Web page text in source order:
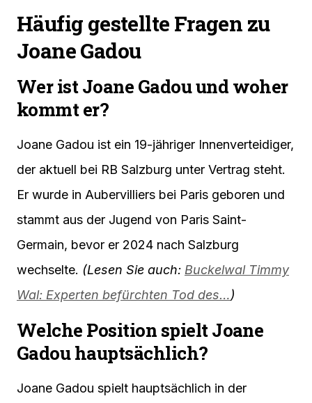
Häufig gestellte Fragen zu
Joane Gadou
Wer ist Joane Gadou und woher
kommt er?
Joane Gadou ist ein 19-jähriger Innenverteidiger,
der aktuell bei RB Salzburg unter Vertrag steht.
Er wurde in Aubervilliers bei Paris geboren und
stammt aus der Jugend von Paris Saint-
Germain, bevor er 2024 nach Salzburg
wechselte. (Lesen Sie auch: Buckelwal Timmy
Wal: Experten befürchten Tod des…)
Welche Position spielt Joane
Gadou hauptsächlich?
Joane Gadou spielt hauptsächlich in der